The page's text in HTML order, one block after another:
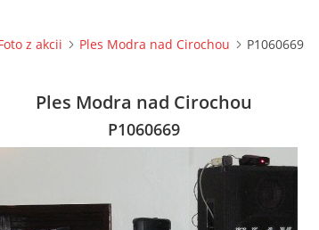
z akcii Ples Modra nad Cirochou P1060669
Ples Modra nad Cirochou
P1060669